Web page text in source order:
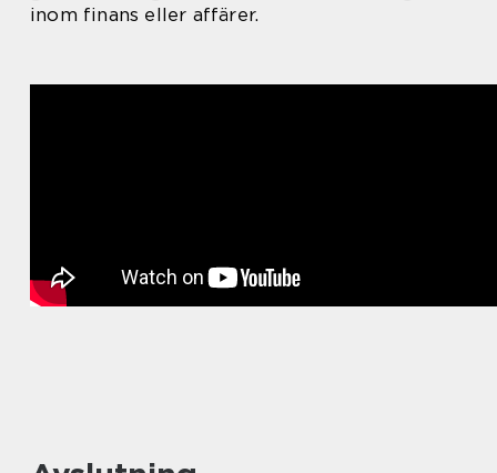
inom finans eller affärer.